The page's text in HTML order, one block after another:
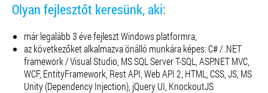
Olyan fejlesztőt keresünk, aki:
már legalább 3 éve fejleszt Windows platformra,
az következőket alkalmazva önálló munkára képes:C# / .NET
framework / Visual Studio, MS SQL Server T-SQL, ASP.NET MVC,
WCF, EntityFramework, Rest API, Web API 2, HTML, CSS, JS, MS
Unity (Dependency Injection), jQuery UI, KnockoutJS